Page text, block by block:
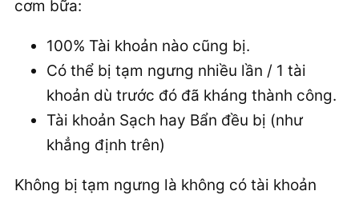
cơm bữa:
100% Tài khoản nào cũng bị.
Có thể bị tạm ngưng nhiều lần / 1 tài
khoản dù trước đó đã kháng thành công.
Tài khoản Sạch hay Bẩn đều bị (như
khẳng định trên)
Không bị tạm ngưng là không có tài khoản